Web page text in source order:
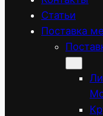
Статьи
Поставка